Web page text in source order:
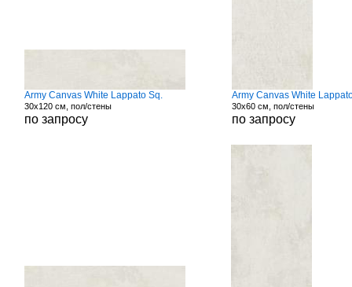
Army Canvas White Lappato Sq.
30x120 см, пол/стены
по запросу
Army Canvas White
30x60 см, пол/стены
по запросу